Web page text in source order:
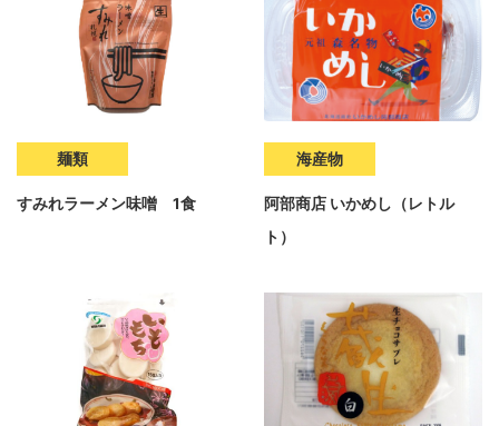
麺類
すみれラーメン味噌 1食
海産物
阿部商店 いかめし（レトル
ト）